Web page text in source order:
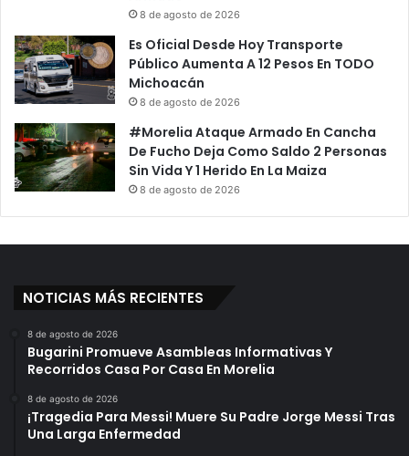
8 de agosto de 2026
Es Oficial Desde Hoy Transporte
Público Aumenta A 12 Pesos En TODO
Michoacán
8 de agosto de 2026
#Morelia Ataque Armado En Cancha
De Fucho Deja Como Saldo 2 Personas
Sin Vida Y 1 Herido En La Maiza
8 de agosto de 2026
NOTICIAS MÁS RECIENTES
8 de agosto de 2026
Bugarini Promueve Asambleas Informativas Y
Recorridos Casa Por Casa En Morelia
8 de agosto de 2026
¡Tragedia Para Messi! Muere Su Padre Jorge Messi Tras
Una Larga Enfermedad